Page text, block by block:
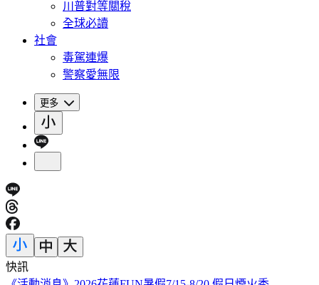
川普對等關稅
全球必讀
社會
毒駕連爆
警察愛無限
更多
快訊